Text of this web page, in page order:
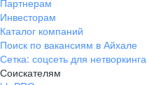
Партнерам
Инвесторам
Каталог компаний
Поиск по вакансиям в Айхале
Сетка: соцсеть для нетворкинга
Соискателям